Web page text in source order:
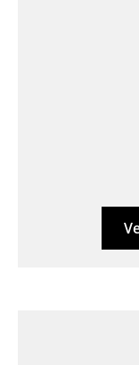
Bänke &